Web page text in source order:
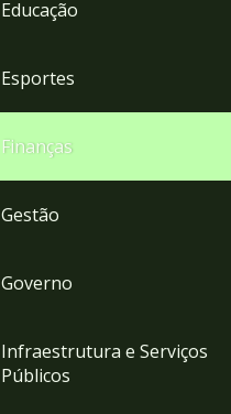
Educação
Esportes
Finanças
Gestão
Governo
Infraestrutura e Serviços
Públicos